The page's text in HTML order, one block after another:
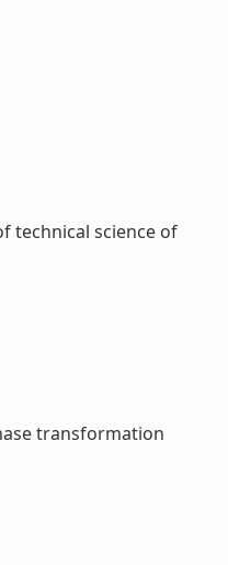
technical science of
transformation